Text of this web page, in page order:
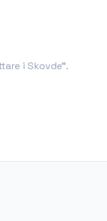
i Skovde".